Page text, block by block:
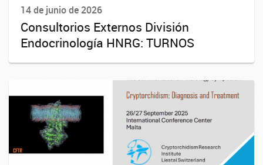
14 de junio de 2026
Consultorios Externos División
Endocrinología HNRG: TURNOS